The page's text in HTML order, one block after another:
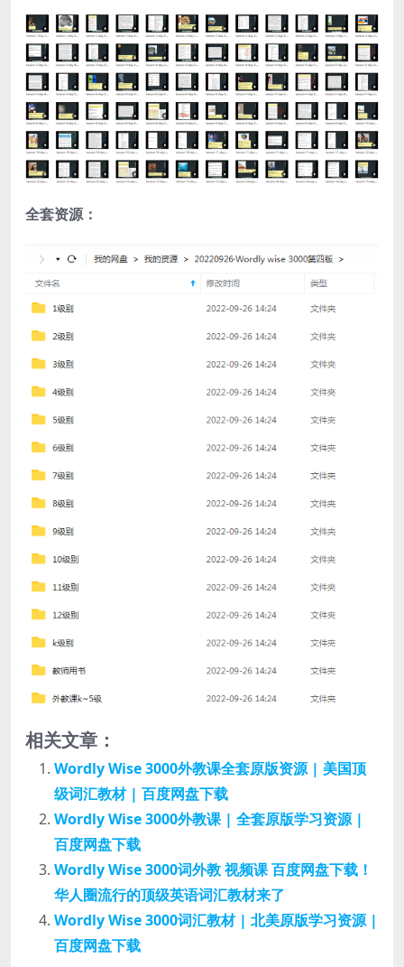
全套资源：
相关文章：
Wordly Wise 3000外教课全套原版资源 | 美国顶
级词汇教材 | 百度网盘下载
Wordly Wise 3000外教课 | 全套原版学习资源 |
百度网盘下载
Wordly Wise 3000词外教 视频课 百度网盘下载！
华人圈流行的顶级英语词汇教材来了
Wordly Wise 3000词汇教材 | 北美原版学习资源 |
百度网盘下载